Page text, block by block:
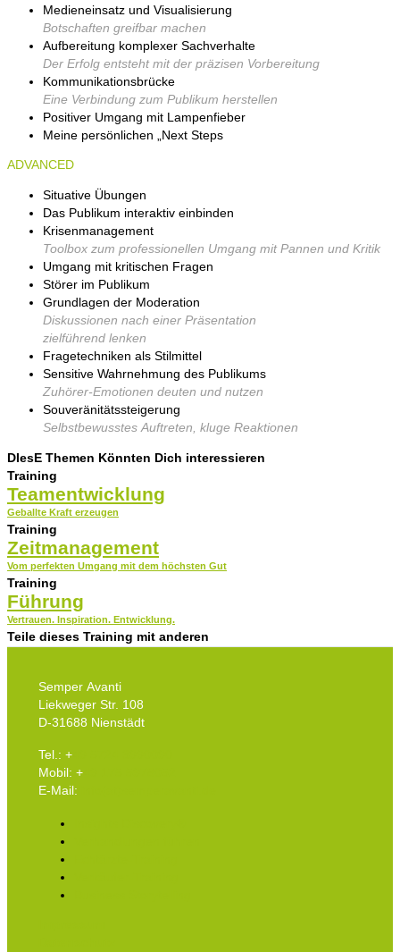
Medieneinsatz und Visualisierung
Botschaften greifbar machen
Aufbereitung komplexer Sachverhalte
Der Erfolg entsteht mit der präzisen Vorbereitung
Kommunikationsbrücke
Eine Verbindung zum Publikum herstellen
Positiver Umgang mit Lampenfieber
Meine persönlichen „Next Steps
ADVANCED
Situative Übungen
Das Publikum interaktiv einbinden
Krisenmanagement
Toolbox zum professionellen Umgang mit Pannen und Kritik
Umgang mit kritischen Fragen
Störer im Publikum
Grundlagen der Moderation
Diskussionen nach einer Präsentation
zielführend lenken
Fragetechniken als Stilmittel
Sensitive Wahrnehmung des Publikums
Zuhörer-Emotionen deuten und nutzen
Souveränitätssteigerung
Selbstbewusstes Auftreten, kluge Reaktionen
DIesE Themen Könnten Dich interessieren
Training
Teamentwicklung
Geballte Kraft erzeugen
Training
Zeitmanagement
Vom perfekten Umgang mit dem höchsten Gut
Training
Führung
Vertrauen. Inspiration. Entwicklung.​
Teile dieses Training mit anderen
Semper Avanti
Liekweger Str. 108
D-31688 Nienstädt
Tel.: +
Mobil: +
E-Mail: